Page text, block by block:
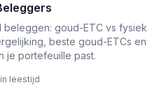
beleggen: goud-ETC vs fysiek
beste goud-ETCs en
je portefeuille past.
leestijd